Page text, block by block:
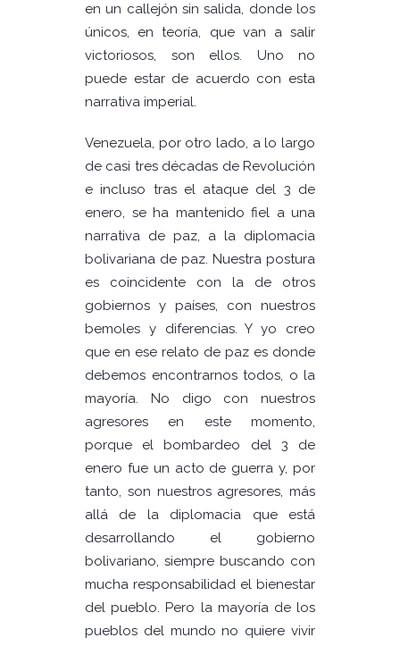
en un callejón sin salida, donde los
únicos, en teoría, que van a salir
victoriosos, son ellos. Uno no
puede estar de acuerdo con esta
narrativa imperial.
Venezuela, por otro lado, a lo largo
de casi tres décadas de Revolución
e incluso tras el ataque del 3 de
enero, se ha mantenido fiel a una
narrativa de paz, a la diplomacia
bolivariana de paz. Nuestra postura
es coincidente con la de otros
gobiernos y países, con nuestros
bemoles y diferencias. Y yo creo
que en ese relato de paz es donde
debemos encontrarnos todos, o la
mayoría. No digo con nuestros
agresores en este momento,
porque el bombardeo del 3 de
enero fue un acto de guerra y, por
tanto, son nuestros agresores, más
allá de la diplomacia que está
desarrollando el gobierno
bolivariano, siempre buscando con
mucha responsabilidad el bienestar
del pueblo. Pero la mayoría de los
pueblos del mundo no quiere vivir